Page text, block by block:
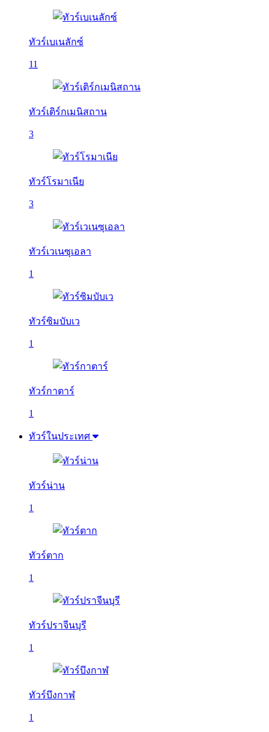
ทัวร์เบเนลักซ์
11
ทัวร์เติร์กเมนิสถาน
3
ทัวร์โรมาเนีย
3
ทัวร์เวเนซุเอลา
1
ทัวร์ซิมบับเว
1
ทัวร์กาตาร์
1
ทัวร์ในประเทศ
ทัวร์น่าน
1
ทัวร์ตาก
1
ทัวร์ปราจีนบุรี
1
ทัวร์บึงกาฬ
1